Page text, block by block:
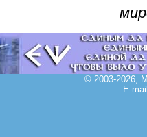
© 2003-2026,
E-